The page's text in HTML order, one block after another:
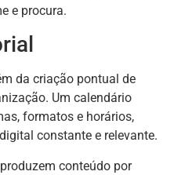
e procura.
da criação pontual de
Um calendário
formatos e horários,
constante e relevante.
conteúdo por